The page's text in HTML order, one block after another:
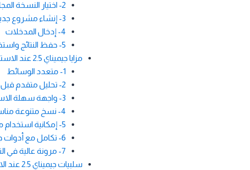
2- اختيار النسخة المجانية
3- إنشاء مشروع جديد
4- إدخال المدخلات
5- حفظ النتائج واستخدامها
مزايا جيميناي 2.5 عند الاستخدام
1- متعدد الوسائط
2- تحليل متقدم قبل الإجابة
3- واجهة سهلة الاستخدام
4- نسخ متنوعة مناسبة للجميع
5- إمكانية استخدام مجاني محدود
6- تكامل مع أدوات جوجل الأخرى
7- مرونة عالية في التخصيص
سلبيات جيميناي 2.5 عند الاستخدام